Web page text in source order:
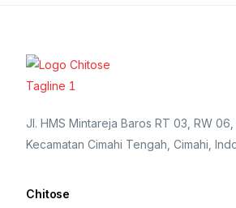
Jl. HMS Mintareja Baros RT 03, RW
Kecamatan Cimahi Tengah, Cimahi,
Chitose